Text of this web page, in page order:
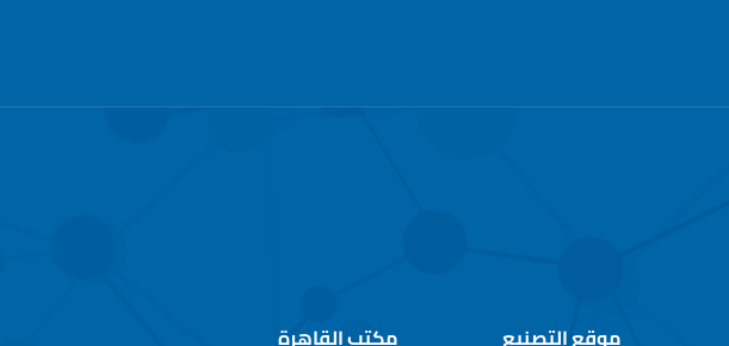
موقع التصنيع مكتب القاهرة